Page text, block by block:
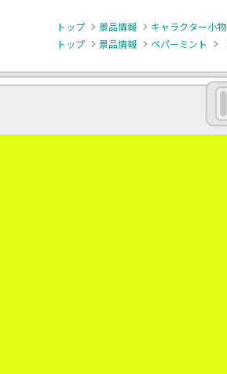
トップ 景品情報 キャラクター小物
トップ
景品情報 ペパーミント